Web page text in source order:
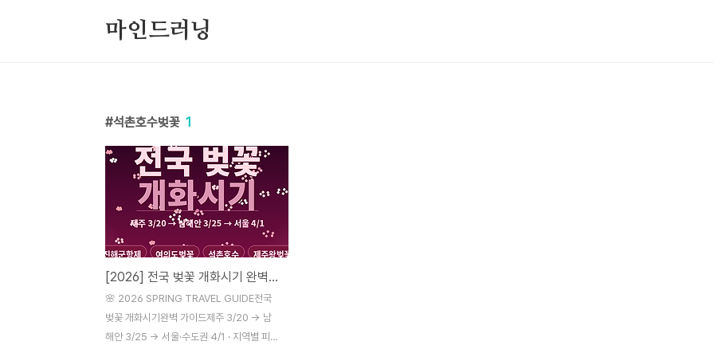
마인드러닝
석촌호수벚꽃 1
[2026] 전국 벚꽃 개화시기 완벽가이드
🌸 2026 SPRING TRAVEL GUIDE전국
벚꽃 개화시기완벽 가이드제주 3/20 → 남
해안 3/25 → 서울·수도권 4/1 · 지역별 피크